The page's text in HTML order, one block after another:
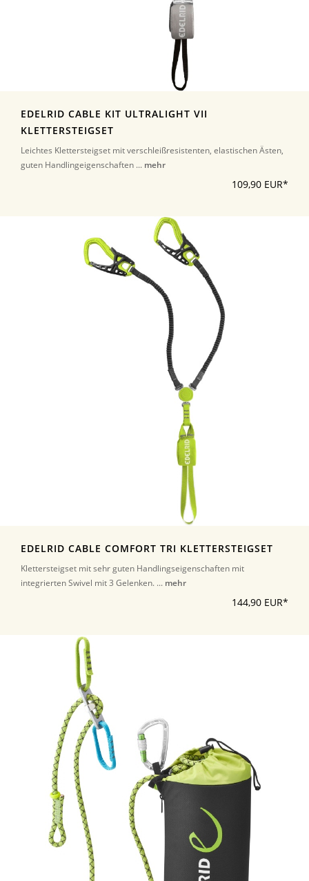
EDELRID CABLE KIT ULTRALIGHT VII
KLETTERSTEIGSET
Leichtes Klettersteigset mit verschleißresistenten, elastischen Ästen,
guten Handlingeigenschaften ... mehr
109,90 EUR*
EDELRID CABLE COMFORT TRI KLETTERSTEIGSET
Klettersteigset mit sehr guten Handlingseigenschaften mit
integrierten Swivel mit 3 Gelenken. ... mehr
144,90 EUR*